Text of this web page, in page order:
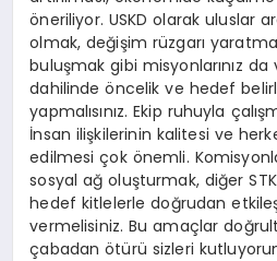
öneriliyor. USKD olarak uluslar
olmak, değişim rüzgarı
buluşmak gibi misyonlarınız da
dahilinde öncelik ve hedef
yapmalısınız. Ekip ruhuyla
İnsan ilişkilerinin kalitesi ve
edilmesi çok önemli.
sosyal ağ oluşturmak, diğer
hedef kitlelerle doğrudan
vermelisiniz. Bu amaçlar
çabadan ötürü sizleri